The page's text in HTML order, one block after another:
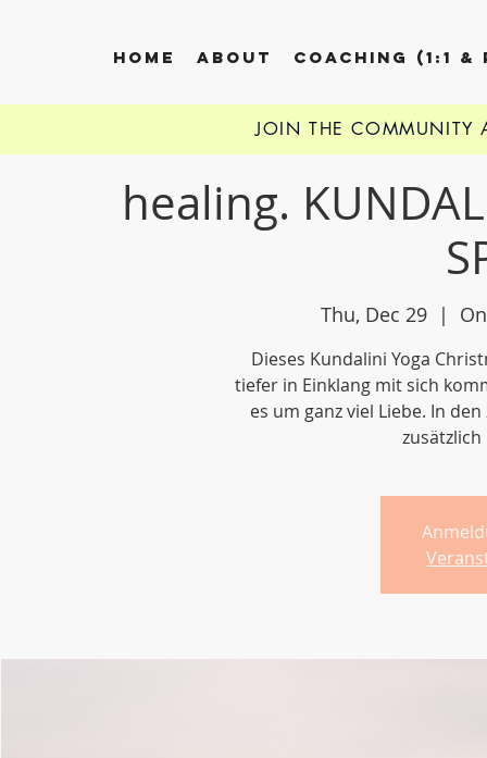
HOME ABOUT COACHING (1:1 &
healing.
Thu, Dec 29
  |
Dieses Kundalini Yoga
tiefer in Einklang mit sich
es um ganz viel Liebe. In
JOIN THE COMMUNITY